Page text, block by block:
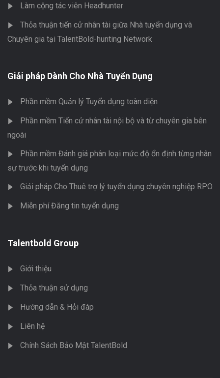
Làm cộng tác viên Headhunter
Thỏa thuận tiến cử nhân tài giữa Nhà tuyển dụng và
Chuyên gia tại TalentBold-hunting Network
Giải pháp Dành Cho Nhà Tuyển Dụng
Phần mềm Quản lý Tuyển dụng toàn diện
Phần mềm Tiến cử nhân tài nội bộ và từ chuyên gia bên
ngoài
Phần mềm Đánh giá phân loại mức độ ổn định từng nhân
sự trước khi tuyển dụng
Giải pháp Cho Thuê trợ lý tuyển dụng chuyên nghiệp RPO
Miễn phí Đăng tin tuyển dụng
Talentbold Group
Giới thiệu
Thỏa thuận sử dụng
Hướng dẫn & Hỏi đáp
Liên hệ
Chính Sách Bảo Mật TalentBold